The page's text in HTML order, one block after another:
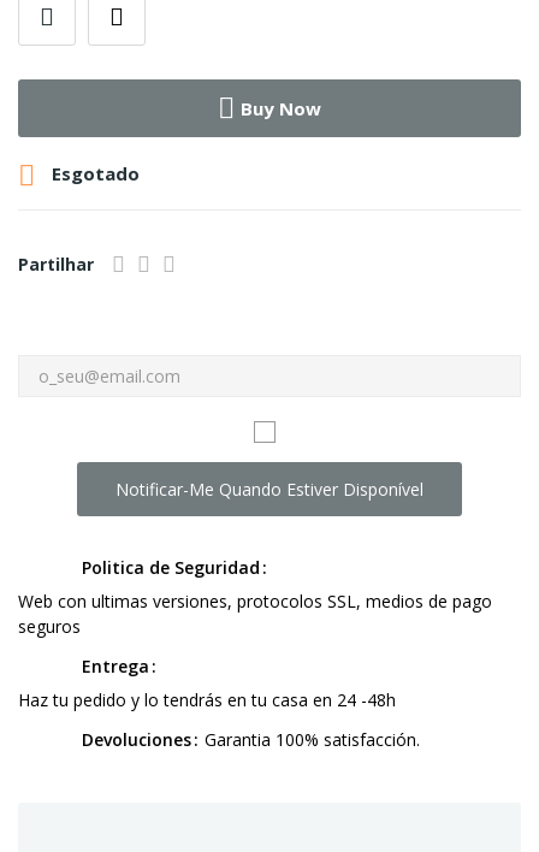
Buy Now
 Esgotado
Partilhar
Notificar-Me Quando Estiver Disponível
Politica de Seguridad
Web con ultimas versiones, protocolos SSL, medios de pago
seguros
Entrega
Haz tu pedido y lo tendrás en tu casa en 24 -48h
Devoluciones Garantia 100% satisfacción.